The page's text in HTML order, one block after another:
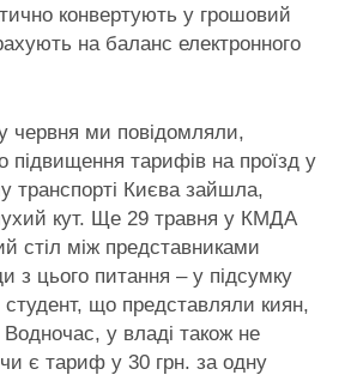
конвертують у грошовий
на баланс електронного
червня ми повідомляли,
підвищення тарифів на проїзд у
транспорті Києва зайшла,
кут. Ще 29 травня у КМДА
стіл між представниками
з цього питання – у підсумку
що представляли киян,
у владі також не
чи є тариф у 30 грн. за одну